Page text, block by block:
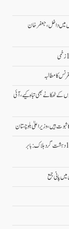
68 ہزار بچے دوبارہ اسکولوں میں داخل،جعفرخان
کا مطالبہ
دہشت گردوں کے ٹھکانے بھی تباہ کیے،آئی
ہیں، وزیر اعلیٰ بلوچستان
واشک اور مستونگ میں سیکیورٹی فورسز کی بڑی کامیابی، ’فتنہ الہندوستان‘ کے 12 دہشت گرد ہلاک: بابر
پانی جمع